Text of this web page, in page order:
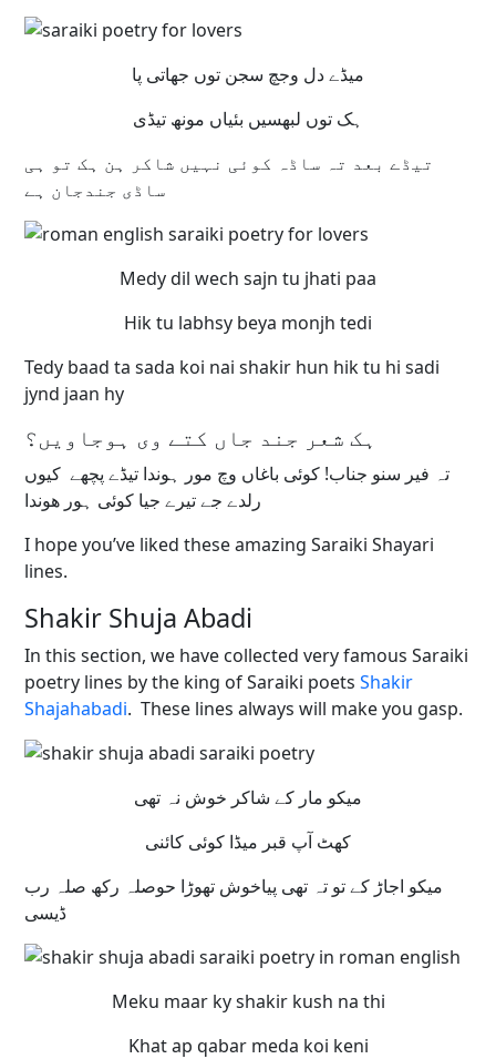
میڈے دل وجچ سجن توں جھاتی پا
ہک توں لبھسیں بئیاں مونھ تیڈی
تیڈے بعد تہ ساڈہ کوئی نہیں شاکر ہن ہک تو ہی
ساڈی جندجان ہے
Medy dil wech sajn tu jhati paa
Hik tu labhsy beya monjh tedi
Tedy baad ta sada koi nai shakir hun hik tu hi sadi
jynd jaan hy
ہک شعر جند جاں کتے وی ہوجاویں؟
تہ فیر سنو جناب! کوئی باغاں وچ مور ہوندا تیڈے پچھے کیوں
رلدے جے تیرے جیا کوئی ہور ھوندا
I hope you’ve liked these amazing Saraiki Shayari
lines.
Shakir Shuja Abadi
In this section, we have collected very famous Saraiki
poetry lines by the king of Saraiki poetsShakir
Shajahabadi. These lines always will make you gasp.
میکو مار کے شاکر خوش نہ تھی
کھٹ آپ قبر میڈا کوئی کائنی
میکو اجاڑ کے تو تہ تھی پیاخوش تھوڑا حوصلہ رکھ صلہ رب
ڈیسی
Meku maar ky shakir kush na thi
Khat ap qabar meda koi keni